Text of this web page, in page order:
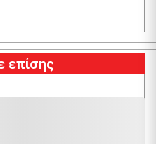
επίσης